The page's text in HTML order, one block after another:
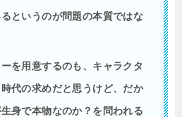
というのが問題の本質ではな
を用意するのも、キャラクタ
代の求めだと思うけど、だか
身で本物なのか？を問われる